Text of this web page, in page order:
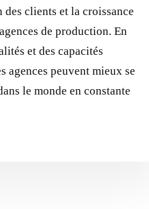
clients et la croissance
de production. En
et des capacités
agences peuvent mieux se
le monde en constante